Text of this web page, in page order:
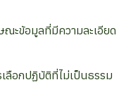
ะข้อมูลที่มีความละเอียด
ลือกปฏิบัติที่ไม่เป็นธรรม